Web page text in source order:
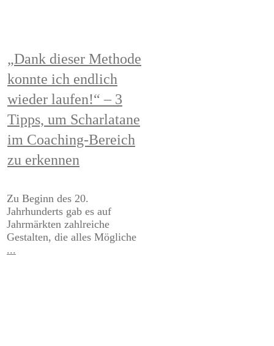
„Dank dieser Methode
konnte ich endlich
wieder laufen!“ – 3
Tipps, um Scharlatane
im Coaching-Bereich
zu erkennen
​​​​Zu Beginn des 20.
Jahrhunderts gab es auf
Jahrmärkten zahlreiche
Gestalten, die alles Mögliche
...